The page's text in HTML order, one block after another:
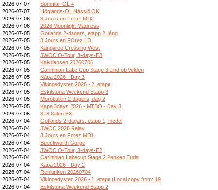
2026-07-07
Sommar-OL 4
2026-07-07
Höglands-OL Nässjö OK
2026-07-06
3 Jours en Forez MD2
2026-07-06
2026 Moonlight Madness
2026-07-05
Gotlands 2-dagars, etapp 2, lång
2026-07-05
3 Jours en FOrez LD
2026-07-05
Kangaroo Crossing West
2026-07-05
JWOC O-Tour, 3-days-E3
2026-07-05
Kalvdansen 20260705
2026-07-05
Carinthian Lake Cup Stage 3 Lind ob Velden
2026-07-05
Kāpa 2026 - Day 3
2026-07-05
Vikingedysten 2026 - 2. etape
2026-07-05
Eskilstuna Weekend Etapp 3
2026-07-05
Morokulien 2-dagers, dag 2
2026-07-05
Kapa 3days 2026 - MTBO - Day 3
2026-07-05
3+3 Sälen E3
2026-07-04
Gotlands 2-dagars, etapp 1, medel
2026-07-04
JWOC 2026 Relay
2026-07-04
3 Jours en Forez MD1
2026-07-04
Beechworth Gorge
2026-07-04
JWOC O-Tour, 3-days-E2
2026-07-04
Carinthian Lakecup Stage 2 Penken Turia
2026-07-04
Kāpa 2026 - Day 2
2026-07-04
Renlunken 20260704
2026-07-04
Vikingedysten 2026 - 1. etape (Local copy from: 19
2026-07-04
Eskilstuna Weekend Etapp 2